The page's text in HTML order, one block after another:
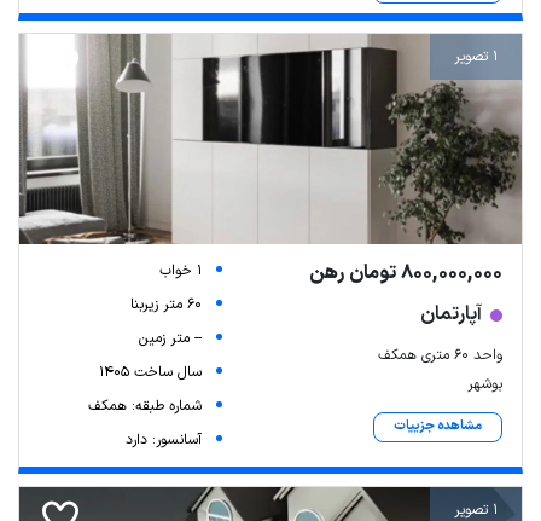
1 تصویر
800,000,000 تومان رهن
آپارتمان
واحد ۶۰ متری همکف
بوشهر
مشاهده جزییات
1 خواب
60 متر زیربنا
-- متر زمین
سال ساخت 1405
شماره طبقه: همکف
آسانسور: دارد
1 تصویر